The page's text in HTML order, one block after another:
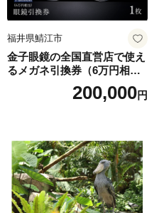
福井県鯖江市
金子眼鏡の全国直営店で使え
るメガネ引換券（6万円相
当） Platinum200,000円